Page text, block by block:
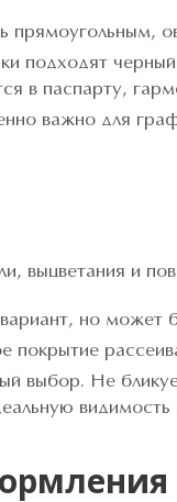
подходят
в паспарту,
важно для
выцветания и
но может
покрытие
выбор. Не